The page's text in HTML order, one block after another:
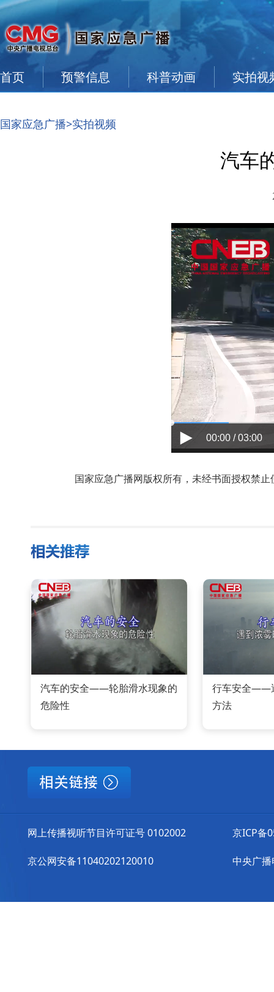
首页 预警信息 科普动画 实拍视
国家应急广播>实拍视频
汽车
00:00 / 03:00
国家应急广播网版权所有，未经书面授权禁
汽车的安全——轮胎滑水现象的
危险性
行车安全——
方法
网上传播视听节目许可证号 0102002
京公网安备11040202120010
京ICP备
中央广